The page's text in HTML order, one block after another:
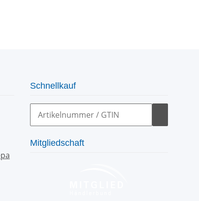
Schnellkauf
Mitgliedschaft